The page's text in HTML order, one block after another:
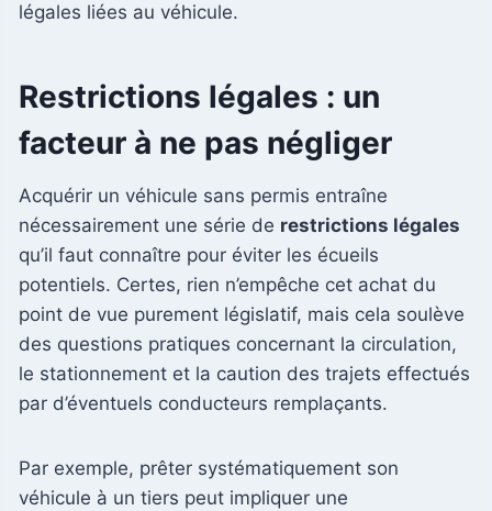
légales liées au véhicule.
Restrictions légales : un
facteur à ne pas négliger
Acquérir un véhicule sans permis entraîne
nécessairement une série de restrictions légales
qu’il faut connaître pour éviter les écueils
potentiels. Certes, rien n’empêche cet achat du
point de vue purement législatif, mais cela soulève
des questions pratiques concernant la circulation,
le stationnement et la caution des trajets effectués
par d’éventuels conducteurs remplaçants.
Par exemple, prêter systématiquement son
véhicule à un tiers peut impliquer une